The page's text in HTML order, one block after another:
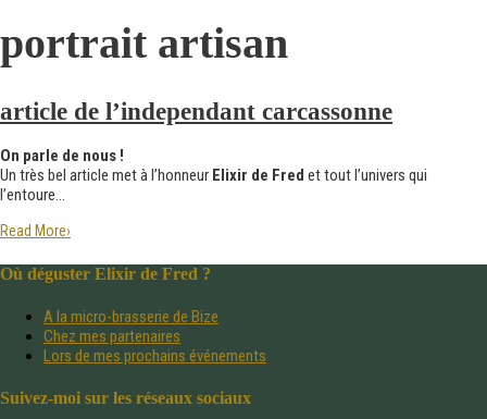
portrait artisan
article de l’independant carcassonne
On parle de nous !
Un très bel article met à l’honneur Elixir de Fred et tout l’univers qui
l’entoure…
Read More›
Où déguster Elixir de Fred ?
A la micro-brasserie de Bize
Chez mes partenaires
Lors de mes prochains événements
Suivez-moi sur les réseaux sociaux